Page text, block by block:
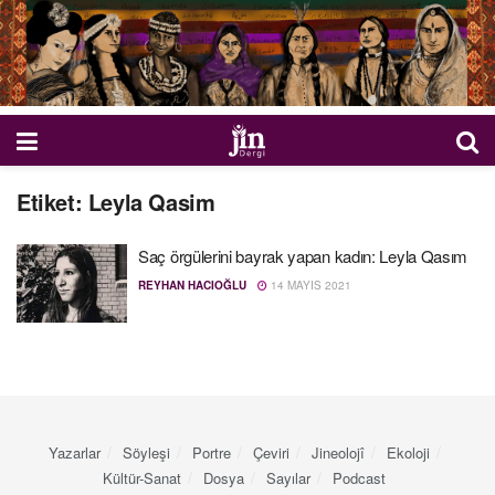
Etiket: Leyla Qasim
Saç örgülerini bayrak yapan kadın: Leyla Qasım
REYHAN HACIOĞLU 14 MAYIS 2021
Yazarlar Söyleşi Portre Çeviri Jineolojî
Ekoloji
Kültür-Sanat
Dosya Sayılar Podcast